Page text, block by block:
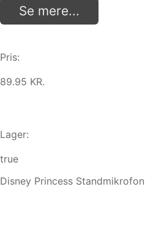
Se mere...
Pris:
89.95 KR.
Lager:
true
Disney Princess